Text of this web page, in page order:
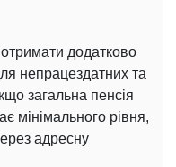
додатково
непрацездатних та
загальна пенсія
мінімального рівня,
адресну